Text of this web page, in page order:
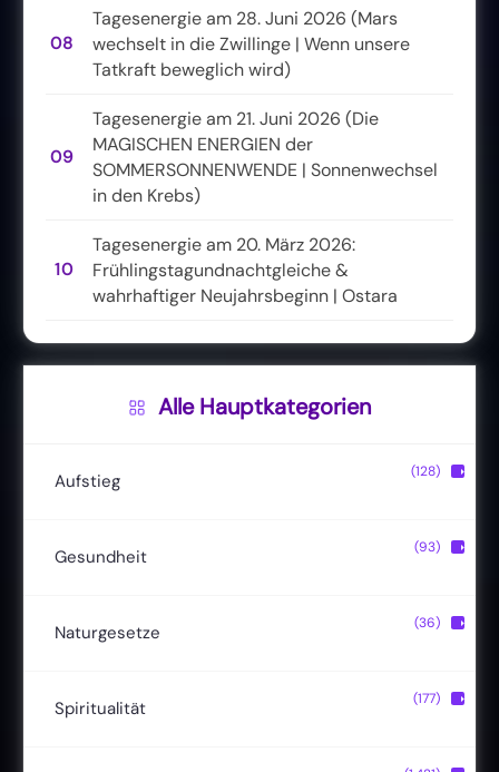
08
Tagesenergie am 28. Juni 2026 (Mars
wechselt in die Zwillinge | Wenn unsere
Tatkraft beweglich wird)
09
Tagesenergie am 21. Juni 2026 (Die
MAGISCHEN ENERGIEN der
SOMMERSONNENWENDE | Sonnenwechsel
in den Krebs)
10
Tagesenergie am 20. März 2026:
Frühlingstagundnachtgleiche &
wahrhaftiger Neujahrsbeginn | Ostara
Alle Hauptkategorien
Aufstieg
Christusbewusstsein (20)
(11)
(22)
(128) ▶
Gesundheit
(13)
(24)
(19)
(93) ▶
Naturgesetze
Hermetik (15)
(36) ▶
Spiritualität (177) ▶